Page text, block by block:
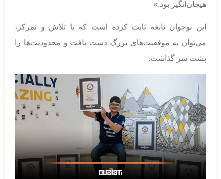
هیجان‌انگیز بود.»
این نوجوان نابغه ثابت کرده است که با تلاش و تمرکز،
می‌توان به موفقیت‌های بزرگ دست یافت و محدودیت‌ها را
پشت سر گذاشت.